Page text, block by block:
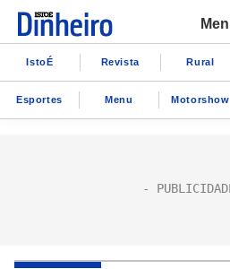
IstoÉ Revista Rural
Esportes Menu Motorshow